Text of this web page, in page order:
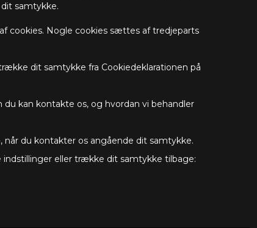
samtykke.
cookies. Nogle cookies sættes af tredjeparts
dit samtykke fra Cookiedeklarationen på
kan kontakte os, og hvordan vi behandler
du kontakter os angående dit samtykke.
eller trække dit samtykke tilbage: